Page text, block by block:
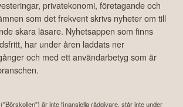
privatekonomi, företagande och
som det frekvent skrivs nyheter om till
skara läsare. Nyhetsappen som finns
har under åren laddats ner
och med ett användarbetyg som är
är inte finansiella rådgivare, står inte under